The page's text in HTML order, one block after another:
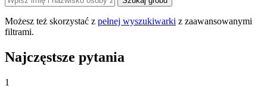
Możesz też skorzystać z pełnej wyszukiwarki z zaawansowanymi
filtrami.
Najczęstsze pytania
1